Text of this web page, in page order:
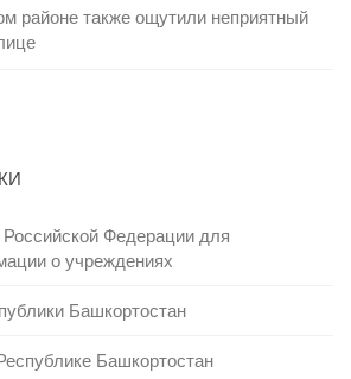
районе также ощутили неприятный
Федерации для
о учреждениях
Башкортостан
Башкортостан